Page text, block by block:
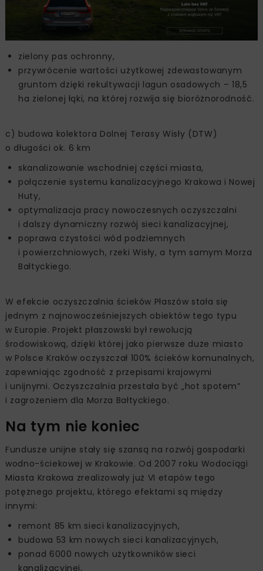
zielony pas ochronny,
przywrócenie wartości użytkowej zdewastowanym
gruntom dzięki rekultywacji lagun osadowych – 18,5
ha zielonej łąki, na której rozwija się bioróżnorodność.
c) budowa kolektora Dolnej Terasy Wisły (DTW)
o długości ok. 6 km
skanalizowanie wschodniej części miasta,
połączenie systemu kanalizacyjnego Krakowa i Nowej
Huty,
optymalizacja pracy nowoczesnych oczyszczalni
i dalszy dynamiczny rozwój sieci kanalizacyjnej,
poprawa czystości wód podziemnych
i powierzchniowych, rzeki Wisły, a tym samym Morza
Bałtyckiego.
W efekcie oczyszczalnia ścieków Płaszów stała się
jednym z najnowocześniejszych obiektów tego typu
w Europie. Projekt płaszowski był rewolucją
środowiskową, dzięki której jako pierwsze duże miasto
w Polsce Kraków oczyszczał 100% ścieków komunalnych,
zapewniając zgodność z przepisami krajowymi
i unijnymi. Oczyszczalnia przestała być „hot spotem”
i zagrożeniem dla Morza Bałtyckiego.
Na tym nie koniec
Fundusze unijne stały się szansą na rozwój gospodarki
wodno-ściekowej w Krakowie. Od 2007 roku Wodociągi
Miasta Krakowa zrealizowały już VI etapów tego
potężnego projektu, którego efektami są między
innymi:
remont 85 km sieci kanalizacyjnych,
budowa 53 km nowych sieci kanalizacyjnych,
ponad 6000 nowych użytkowników sieci
kanalizacyjnej,